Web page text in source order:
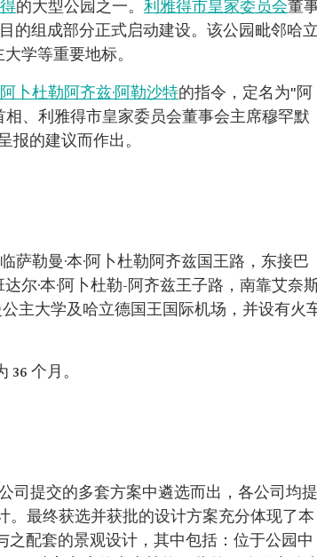
的大型公园之一。 利雅得市皇家委员会董
的组成部分正式启动建设。该公园毗邻哈
学等重要地标。
阿卜杜勒阿齐兹·阿勒沙特的指令，定名为"阿
、利雅得市皇家委员会董事会主席穆罕默
报的建议而作出。
勒曼·本·阿卜杜勒阿齐兹国王路，东接巴
尔·本·阿卜杜勒-阿齐兹王子路，南靠艾奈
公主大学及哈立德国王国际机场，并设有火
个月。
司提交的多套方案中遴选而出，各公司均提
。最终获选并获批的设计方案充分体现了本
配套的景观设计，其中包括：位于公园中